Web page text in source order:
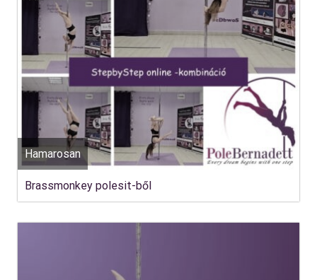
Hamarosan
Brassmonkey polesit-ből